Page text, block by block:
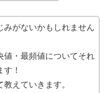
みがないかもしれません
値・最頻値についてそれ
！
えていきます。